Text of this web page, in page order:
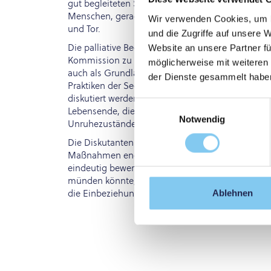
Wir verwenden Cookies,
und die Zugriffe auf unsere
Website an unsere Partner
möglicherweise mit
der Dienste gesammelt
Einwilligungsauswahl
Notwendig
Ablehnen
gut begleiteten Sterben, bei dem man auch
Menschen, gerade diese Werte am Ende des
und Tor.
Die palliative Begleitung bietet aber eine
Kommission zu "Würde am Ende des Lebens"
auch als Grundlage für die Diskussion diente.
Praktiken der Sedierungstherapie in Österreich
diskutiert werden. Der Begriff der
Lebensende, die das Leid des Sterbenden
Unruhezustände, gut behandelt werden.
Die Diskutanten waren sich einig, dass die
Maßnahmen engmaschig kontrolliert werden
eindeutig bewertet. Ein Graubereich, in dem
münden könnte, wurde nicht gesehen.
die Einbeziehung eines multiprofessionellen